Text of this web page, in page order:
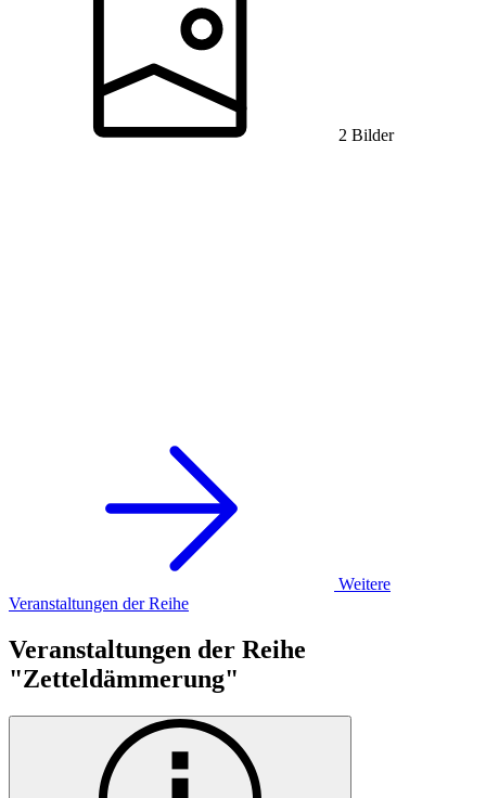
2 Bilder
Weitere
Veranstaltungen der Reihe
Veranstaltungen der Reihe
"Zetteldämmerung"